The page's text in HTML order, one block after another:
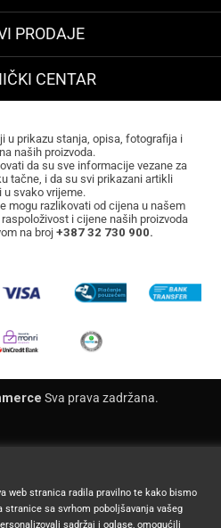
PRODAJE
CENTAR
u prikazu stanja, opisa, fotografija i
naših proizvoda.
da su sve informacije vezane za
tačne, i da su svi prikazani artikli
u svako vrijeme.
mogu razlikovati od cijena u našem
i cijene naših proizvoda
na broj +387 32 730 900.
Sva prava zadržana.
web stranica radila pravilno te kako bismo
sa svrhom poboljšavanja vašeg
sadržaj i oglase, omogućili